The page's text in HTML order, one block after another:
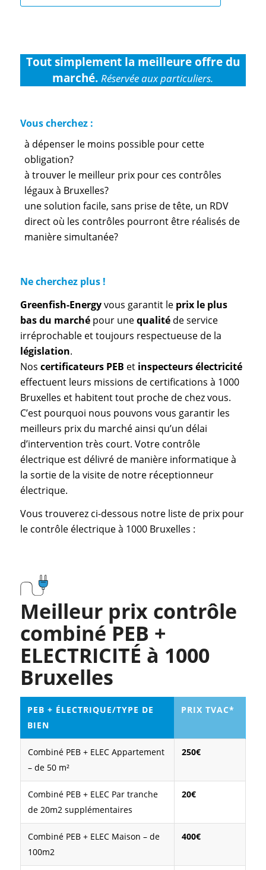
Tout simplement la meilleure offre du
marché.Réservée aux particuliers.
Vous cherchez :
à dépenser le moins possible pour cette
obligation?
à trouver le meilleur prix pour ces contrôles
légaux à Bruxelles?
une solution facile, sans prise de tête, un RDV
direct où les contrôles pourront être réalisés de
manière simultanée?
Ne cherchez plus !
Greenfish-Energyvous garantit le prix le plus
bas du marchépour unequalitéde service
irréprochable et toujours respectueuse de la
législation.
Nos certificateurs PEB et inspecteurs électricité
effectuent leurs missions de certifications à 1000
Bruxelles et habitent tout proche de chez vous.
C’est pourquoi nous pouvons vous garantir les
meilleurs prix du marché ainsi qu’un délai
d’intervention très court. Votre contrôle
électrique est délivré de manière informatique à
la sortie de la visite de notre réceptionneur
électrique.
Vous trouverez ci-dessous notre liste de prix pour
le contrôle électrique à 1000 Bruxelles :
Meilleur prix contrôle
combiné PEB +
ELECTRICITÉ à 1000
Bruxelles
PEB + ÉLECTRIQUE/TYPE DE
BIEN
PRIX TVAC*
Combiné PEB + ELEC Appartement
– de 50 m²
250€
Combiné PEB + ELEC Par tranche
de 20m2 supplémentaires
20€
Combiné PEB + ELEC Maison – de
100m2
400€